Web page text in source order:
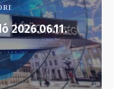
2026.06.11.